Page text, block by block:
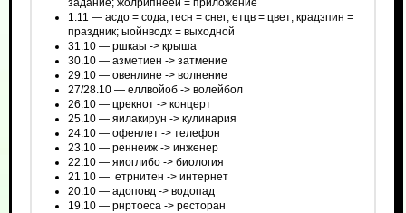
задание; жолрипнееи = приложение
1.11 — асдо = сода; гесн = снег; етцв = цвет; крадзпин =
праздник; ыойнводх = выходной
31.10 — ршкаы -> крыша
30.10 — азметиен -> затмение
29.10 — овенлине -> волнение
27/28.10 — еллвойоб -> волейбол
26.10 — црекнот -> концерт
25.10 — яилакирун -> кулинария
24.10 — офенлет -> телефон
23.10 — реннеиж -> инженер
22.10 — яиоглибо -> биология
21.10 — етрнитен -> интернет
20.10 — адоповд -> водопад
19.10 — рнртоеса -> ресторан